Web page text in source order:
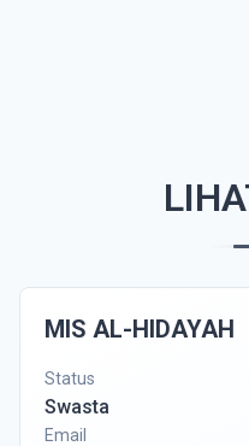
MIS AL-HIDAYAH
Status
Swasta
Email